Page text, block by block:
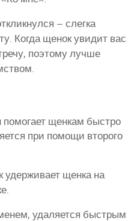
– слегка
Когда щенок увидит вас
поэтому лучше
щенкам быстро
при помощи второго
удерживает щенка на
удаляется быстрым